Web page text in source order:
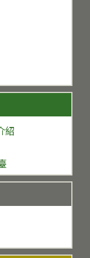
紹